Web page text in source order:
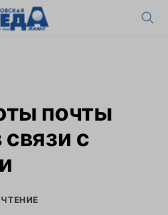
почты
с